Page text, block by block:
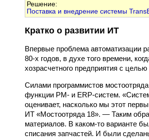
Решение:
Поставка и внедрение системы
Кратко о развитии ИТ
Впервые проблема автоматизации
80-х годов, в духе того времени,
хозрасчетного предприятия с
Силами программистов
функции PM- и ERP-систем.
оценивает, насколько мы этот
ИТ «Мостоотряда 18». — Таким
материалов. В каком-то варианте
списания запчастей. И были